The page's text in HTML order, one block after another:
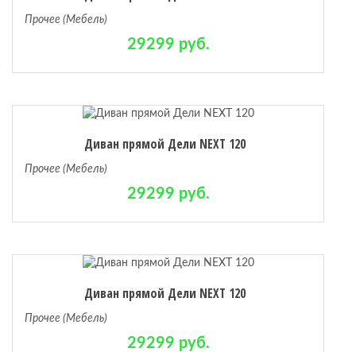
Прочее (Мебель)
29299 руб.
Диван прямой Дели NEXT 120
Прочее (Мебель)
29299 руб.
Диван прямой Дели NEXT 120
Прочее (Мебель)
29299 руб.